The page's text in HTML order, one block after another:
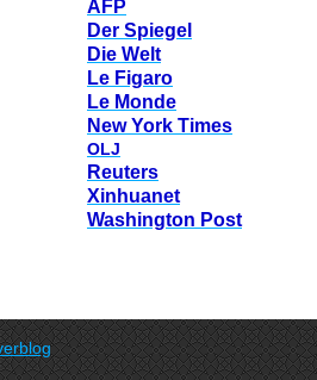
AFP
Der Spiegel
Die Welt
Le Figaro
Le Monde
New York Times
OLJ
Reuters
Xinhuanet
Washington Post